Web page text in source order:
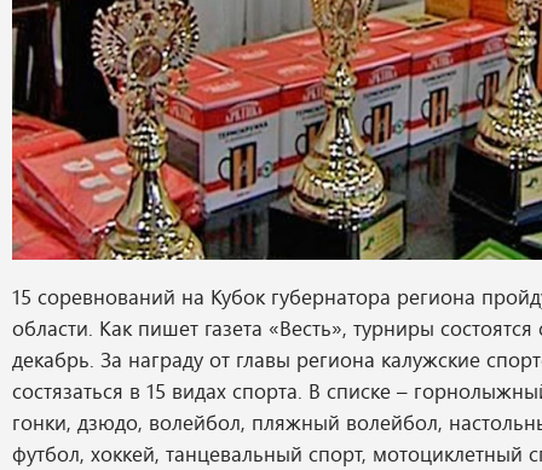
15 соревнований на Кубок губернатора региона
области. Как пишет газета «Весть», турниры
декабрь. За награду от главы региона калужские
состязаться в 15 видах спорта. В списке –
гонки, дзюдо, волейбол, пляжный волейбол,
футбол, хоккей, танцевальный спорт, мотоциклетный